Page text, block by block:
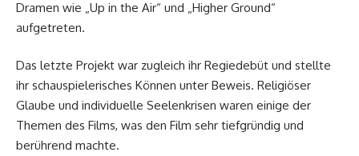
Dramen wie „Up in the Air“ und „Higher Ground“
aufgetreten.
Das letzte Projekt war zugleich ihr Regiedebüt und stellte
ihr schauspielerisches Können unter Beweis. Religiöser
Glaube und individuelle Seelenkrisen waren einige der
Themen des Films, was den Film sehr tiefgründig und
berührend machte.